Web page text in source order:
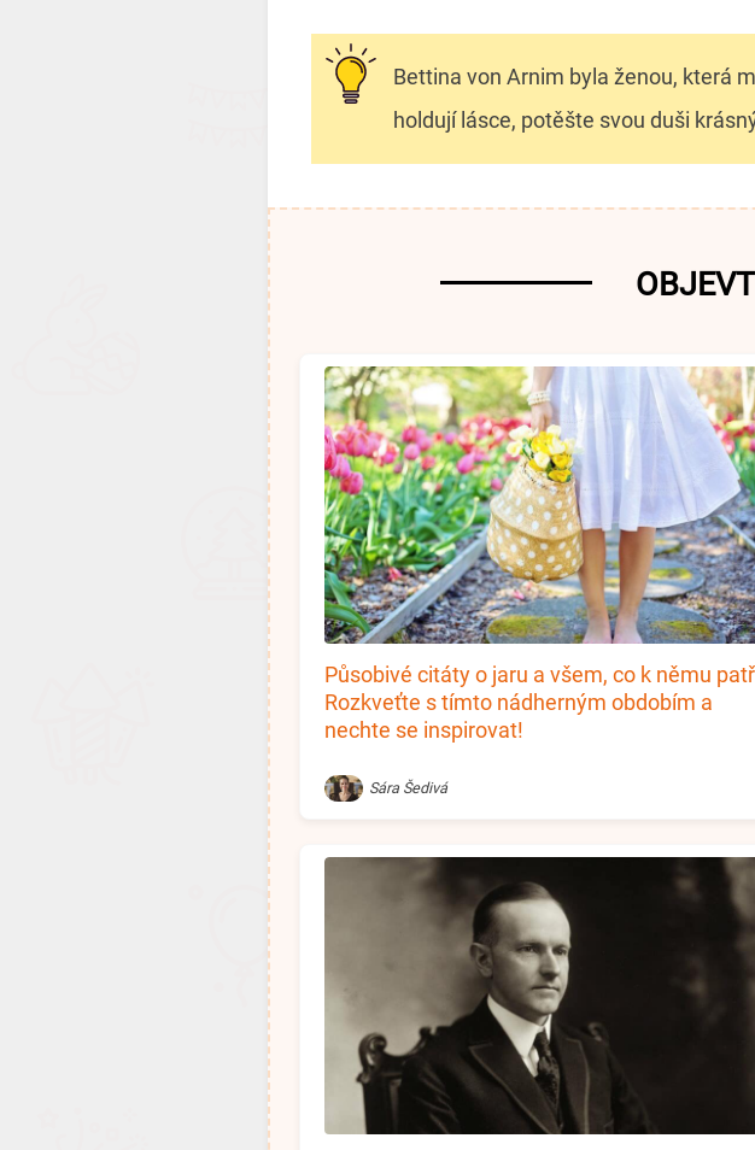
Bettina von Arnim byla ženou, která
holdují lásce, potěšte svou duši
Působivé citáty o jaru a všem, co k němu
Rozkveťte s tímto nádherným obdobím a
nechte se inspirovat!
Sára Šedivá